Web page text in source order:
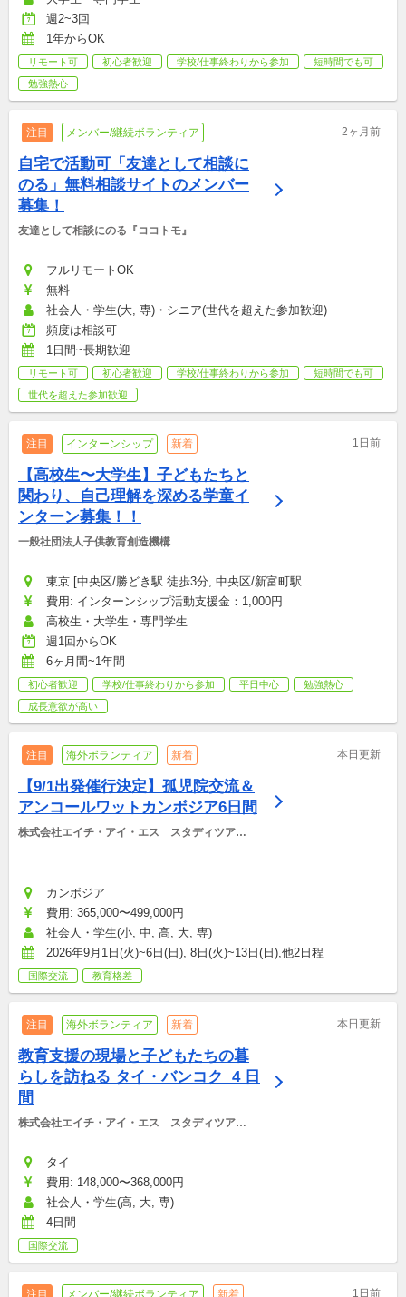
週2~3回
1年からOK
リモート可 初心者歓迎 学校/仕事終わりから参加
短時間でも可
勉強熱心
注目 メンバー/継続ボランティア 2ヶ月前
自宅で活動可「友達として相談に
のる」無料相談サイトのメンバー
募集！
友達として相談にのる『ココトモ』
フルリモートOK
無料
社会人・学生(大, 専)・シニア(世代を超えた参加歓迎)
頻度は相談可
1日間~長期歓迎
リモート可 初心者歓迎 学校/仕事終わりから参加
短時間でも可
世代を超えた参加歓迎
注目 インターンシップ 新着 1日前
【高校生〜大学生】子どもたちと
関わり、自己理解を深める学童イ
ンターン募集！！
一般社団法人子供教育創造機構
東京 [中央区/勝どき駅 徒歩3分, 中央区/新富町駅...
費用: インターンシップ活動支援金：1,000円
高校生・大学生・専門学生
週1回からOK
6ヶ月間~1年間
初心者歓迎 学校/仕事終わりから参加 平日中心
勉強熱心
成長意欲が高い
注目 海外ボランティア 新着 本日更新
【9/1出発催行決定】孤児院交流＆
アンコールワットカンボジア6日間
株式会社エイチ・アイ・エス　スタディツアー
カンボジア
費用: 365,000〜499,000円
社会人・学生(小, 中, 高, 大, 専)
2026年9月1日(火)~6日(日), 8日(火)~13日(日),他2日程
国際交流 教育格差
注目 海外ボランティア 新着 本日更新
教育支援の現場と子どもたちの暮
らしを訪ねる タイ・バンコク  4 日
間
株式会社エイチ・アイ・エス　スタディツアー
タイ
費用: 148,000〜368,000円
社会人・学生(高, 大, 専)
4日間
国際交流
注目 メンバー/継続ボランティア 新着 1日前